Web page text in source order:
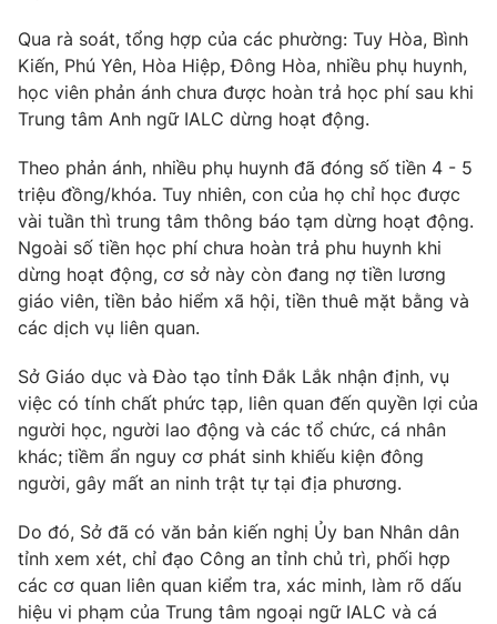
Chuyên mục khác
Emagazine Podcast
Video Shorts video
VTV Money VTV Thể thao
VTV Sức khoẻ
Thị trường 24h Tấm lòng Việt
VTV4 Vươn mình bằng AI
VTV9 VTV8
Liên hệ tòa soạn English
Qua rà soát, tổng hợp của các phường: Tuy Hòa, Bình
Kiến, Phú Yên, Hòa Hiệp, Đông Hòa, nhiều phụ huynh,
học viên phản ánh chưa được hoàn trả học phí sau khi
Trung tâm Anh ngữ IALC dừng hoạt động.
Theo phản ánh, nhiều phụ huynh đã đóng số tiền 4 - 5
triệu đồng/khóa. Tuy nhiên, con của họ chỉ học được
vài tuần thì trung tâm thông báo tạm dừng hoạt động.
Ngoài số tiền học phí chưa hoàn trả phu huynh khi
dừng hoạt động, cơ sở này còn đang nợ tiền lương
giáo viên, tiền bảo hiểm xã hội, tiền thuê mặt bằng và
các dịch vụ liên quan.
Sở Giáo dục và Đào tạo tỉnh Đắk Lắk nhận định, vụ
việc có tính chất phức tạp, liên quan đến quyền lợi của
người học, người lao động và các tổ chức, cá nhân
khác; tiềm ẩn nguy cơ phát sinh khiếu kiện đông
người, gây mất an ninh trật tự tại địa phương.
Do đó, Sở đã có văn bản kiến nghị Ủy ban Nhân dân
tỉnh xem xét, chỉ đạo Công an tỉnh chủ trì, phối hợp
các cơ quan liên quan kiểm tra, xác minh, làm rõ dấu
hiệu vi phạm của Trung tâm ngoại ngữ IALC và cá